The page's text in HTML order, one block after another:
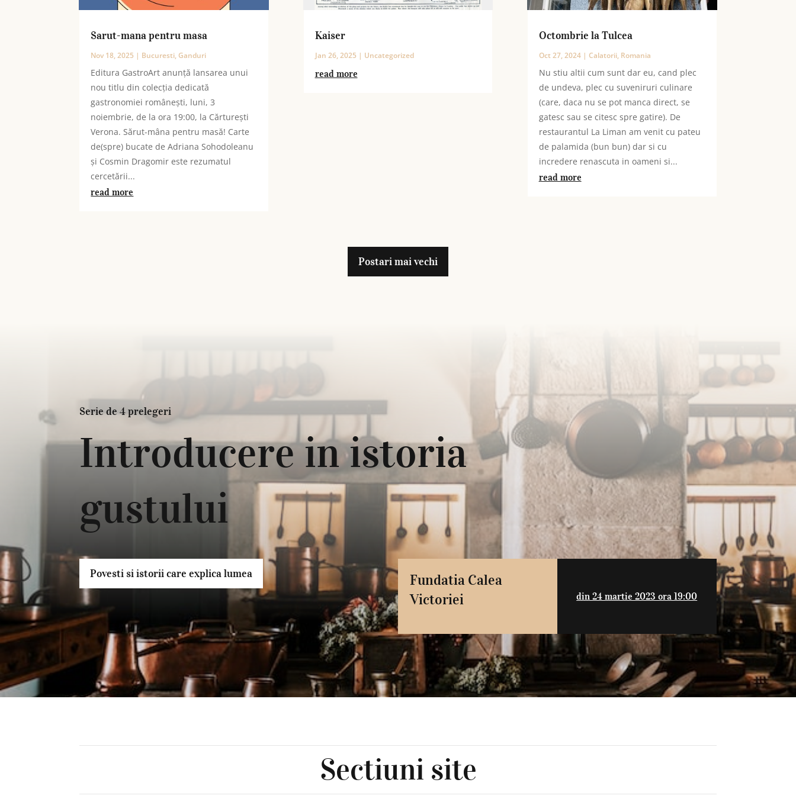
Sarut-mana pentru masa
Nov 18, 2025 | Bucuresti,Ganduri
Editura GastroArt anunță lansarea unui
nou titlu din colecția dedicată
gastronomiei românești, luni, 3
noiembrie, de la ora 19:00, la Cărturești
Verona. Sărut-mâna pentru masă! Carte
de(spre) bucate de Adriana Sohodoleanu
și Cosmin Dragomir este rezumatul
cercetării...
read more
Kaiser
Jan 26, 2025 | Uncategorized
read more
Octombrie la Tulcea
Oct 27, 2024| Calatorii, Romania
Nu stiu altii cum sunt dar eu, cand plec
de undeva, plec cu suveniruri culinare
(care, daca nu se pot manca direct, se
gatesc sau se citesc spre gatire). De
restaurantul La Liman am venit cu pateu
de palamida (bun bun) dar si cu
incredere renascuta in oameni si...
read more
Postari mai vechi
Serie de 4 prelegeri
Introducere in istoria
gustului
Povesti si istorii care explica lumea
Fundatia Calea
Victoriei
din 24 martie 2023 ora 19:00
Sectiuni site